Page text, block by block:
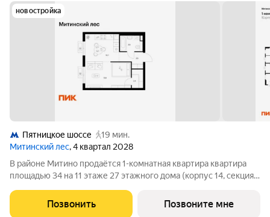
новостройка
Пятницкое шоссе
19 мин.
Митинский лес, 4 квартал 2028
В районе Митино продаётся 1-комнатная квартира квартира
площадью 34 на 11 этаже 27 этажного дома (корпус 14, секция
минут пешком до станции метро «Пятницкое шоссе». 8 минут
на автомобиле до
Позвонить Позвоните мне